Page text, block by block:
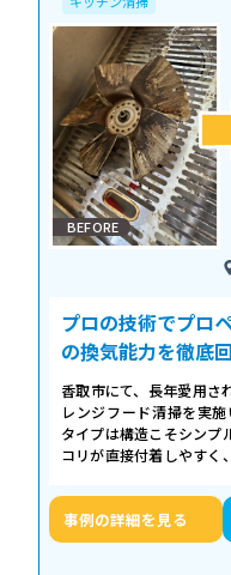
BEFORE
プロの技術でプロ
の換気能力を徹底
香取市にて、長年愛用さ
レンジフード清掃を実
タイプは構造こそシンプ
コリが直接付着しやすく
事例の詳細を見る